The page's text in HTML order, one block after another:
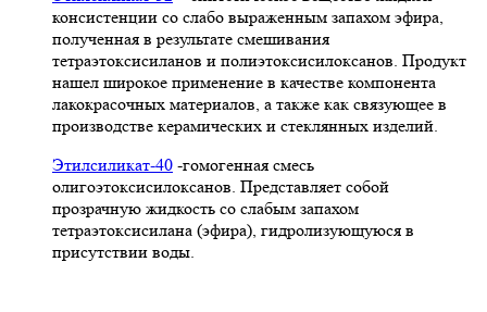
консистенции со слабо выраженным запахом эфира,
полученная в результате смешивания
тетpаэтоксисиланов и полиэтоксисилоксанов. Продукт
нашел широкое применение в качестве компонента
лакокрасочных материалов, а также как связующее в
производстве керамических и стеклянных изделий.
Этилсиликат-40 -гомогенная смесь
олигоэтоксисилоксанов. Представляет собой
прозрачную жидкость со слабым запахом
тетраэтоксисилана (эфира), гидролизующуюся в
присутствии воды.